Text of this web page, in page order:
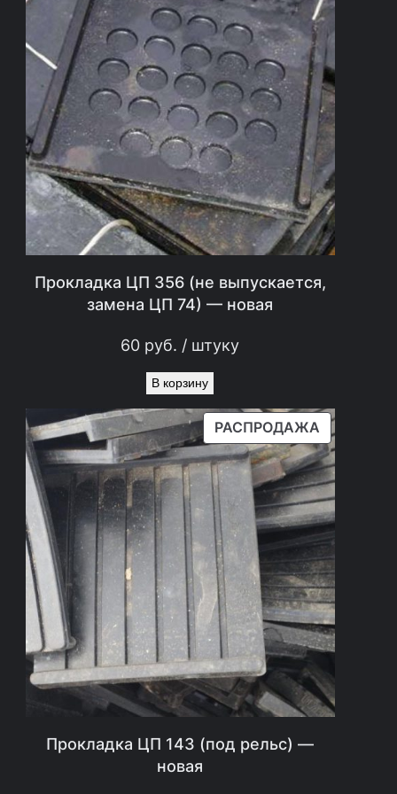
в
л
я
л
а
1
5
0
р
б
Прокладка ЦП 356 (не выпускается,
замена ЦП 74) — новая
60 руб. / штуку
В корзину
РАСПРОДАЖАП
Р
О
Д
А
В
А
Е
М
Ы
Й
Т
О
Прокладка ЦП 143 (под рельс) —
новая